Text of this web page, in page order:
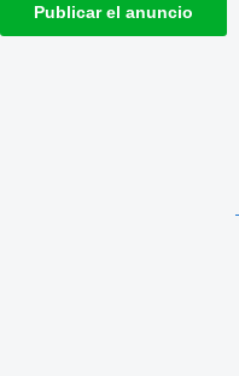
Publicar el anuncio